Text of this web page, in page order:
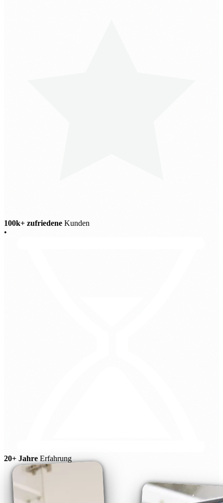
100k+ zufriedene Kunden
•
20+ Jahre Erfahrung